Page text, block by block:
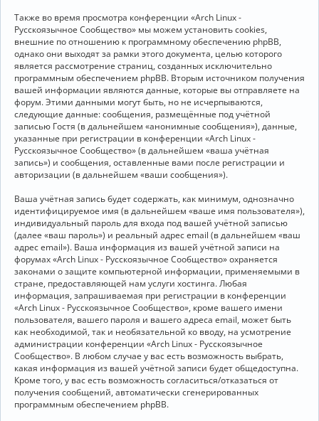
Также во время просмотра конференции «Arch Linux -
Русскоязычное Сообщество» мы можем установить cookies,
внешние по отношению к программному обеспечению phpBB,
однако они выходят за рамки этого документа, целью которого
является рассмотрение страниц, созданных исключительно
программным обеспечением phpBB. Вторым источником получения
вашей информации являются данные, которые вы отправляете на
форум. Этими данными могут быть, но не исчерпываются,
следующие данные: сообщения, размещённые под учётной
записью Гостя (в дальнейшем «анонимные сообщения»), данные,
указанные при регистрации в конференции «Arch Linux -
Русскоязычное Сообщество» (в дальнейшем «ваша учётная
запись») и сообщения, оставленные вами после регистрации и
авторизации (в дальнейшем «ваши сообщения»).
Ваша учётная запись будет содержать, как минимум, однозначно
идентифицируемое имя (в дальнейшем «ваше имя пользователя»),
индивидуальный пароль для входа под вашей учётной записью
(далее «ваш пароль») и реальный адрес email (в дальнейшем «ваш
адрес email»). Ваша информация из вашей учётной записи на
форумах «Arch Linux - Русскоязычное Сообщество» охраняется
законами о защите компьютерной информации, применяемыми в
стране, предоставляющей нам услуги хостинга. Любая
информация, запрашиваемая при регистрации в конференции
«Arch Linux - Русскоязычное Сообщество», кроме вашего имени
пользователя, вашего пароля и вашего адреса email, может быть
как необходимой, так и необязательной ко вводу, на усмотрение
администрации конференции «Arch Linux - Русскоязычное
Сообщество». В любом случае у вас есть возможность выбрать,
какая информация из вашей учётной записи будет общедоступна.
Кроме того, у вас есть возможность согласиться/отказаться от
получения сообщений, автоматически сгенерированных
программным обеспечением phpBB.